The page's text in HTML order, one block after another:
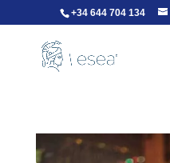
+34 644 704 134